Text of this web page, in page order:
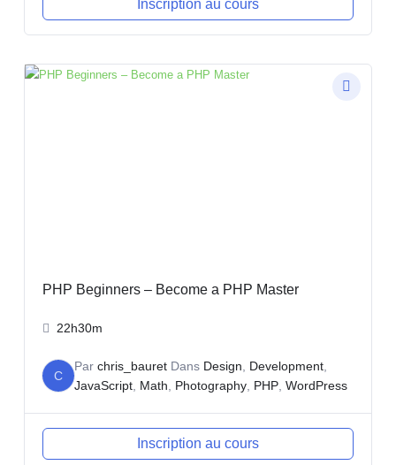
Inscription au cours
PHP Beginners – Become a PHP Master
22h30m
C
Par chris_bauretDans Design Development,
JavaScript, Math Photography, PHP, WordPress
Inscription au cours